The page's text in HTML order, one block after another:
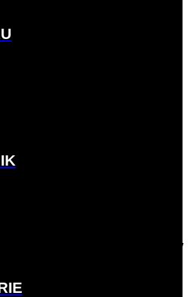
branchen/moebelindustrie/